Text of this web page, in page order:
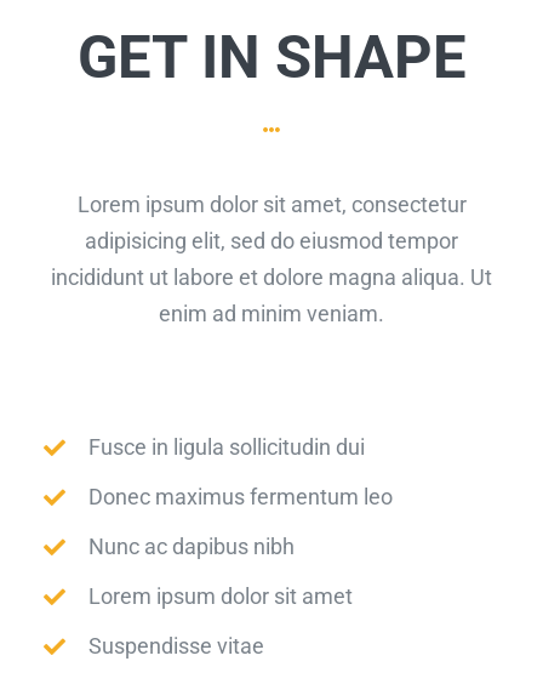
GET IN SHAPE
Lorem ipsum dolor sit amet, consectetur
adipisicing elit, sed do eiusmod tempor
incididunt ut labore et dolore magna aliqua. Ut
enim ad minim veniam.
Fusce in ligula sollicitudin dui
Donec maximus fermentum leo
Nunc ac dapibus nibh
Lorem ipsum dolor sit amet
Suspendisse vitae